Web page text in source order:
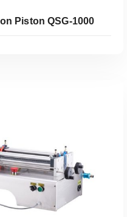
Piston QSG-1000